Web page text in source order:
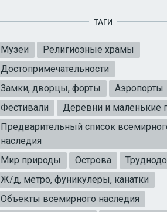
ТАГИ
Музеи
Религиозные храмы
Достопримечательности
Замки, дворцы, форты
Аэропорты
Фестивали
Деревни и маленькие
Предварительный список
наследия
Мир природы
Острова
Ж/д, метро, фуникулеры, канатки
Объекты всемирного наследия